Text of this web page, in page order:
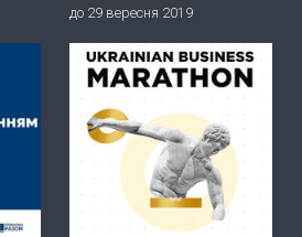
до 29 вересня 2019